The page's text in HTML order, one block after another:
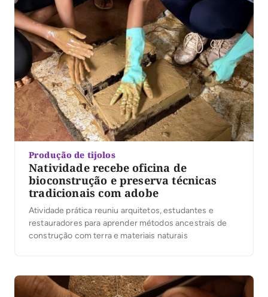
Produção de tijolos
Natividade recebe oficina de
bioconstrução e preserva técnicas
tradicionais com adobe
Atividade prática reuniu arquitetos, estudantes e
restauradores para aprender métodos ancestrais de
construção com terra e materiais naturais